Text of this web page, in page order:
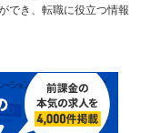
でき、転職に役立つ情報